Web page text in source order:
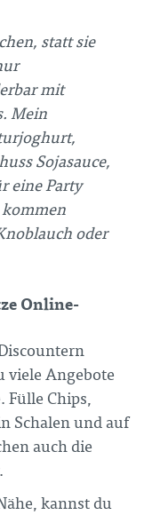
statt sie
mit
Mein
Sojasauce,
eine Party
oder
Online-
viele Angebote
Fülle Chips,
Schalen und auf
auch die
kannst du